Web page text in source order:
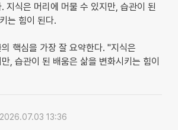
지식은 머리에 머물 수 있지만, 습관이 된
는 힘이 된다.
핵심을 가장 잘 요약한다. "지식은
, 습관이 된 배움은 삶을 변화시키는 힘이
2026.07.03 13:36